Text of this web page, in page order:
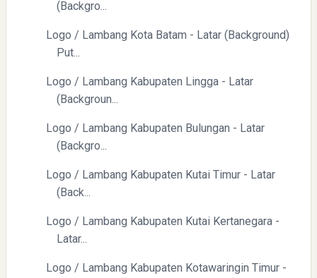
(Backgro...
Logo / Lambang Kota Batam - Latar (Background)
Put...
Logo / Lambang Kabupaten Lingga - Latar
(Backgroun...
Logo / Lambang Kabupaten Bulungan - Latar
(Backgro...
Logo / Lambang Kabupaten Kutai Timur - Latar
(Back...
Logo / Lambang Kabupaten Kutai Kertanegara -
Latar...
Logo / Lambang Kabupaten Kotawaringin Timur -